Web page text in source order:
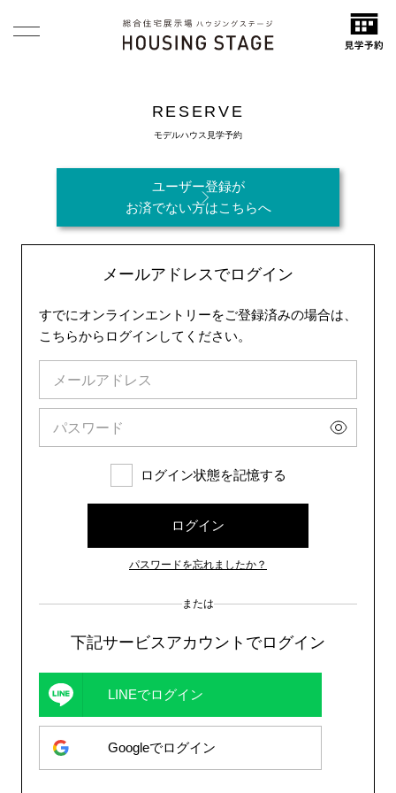
RESERVE
モデルハウス見学予約
ユーザー登録が
お済でない方はこちらへ
メールアドレスでログイン
すでにオンラインエントリーをご登録済みの場合は、
こちらからログインしてください。
ログイン状態を記憶する
ログイン
パスワードを忘れましたか？
または
下記サービスアカウントでログイン
LINEでログイン
Googleでログイン